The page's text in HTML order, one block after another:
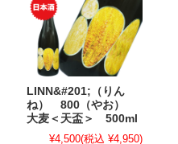
LINN&#201;（りん
ね） 800（やお）
大麦＜天盃＞ 500ml
¥4,500(税込 ¥4,950)